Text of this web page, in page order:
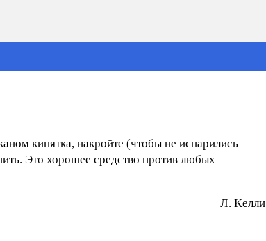
кипятка, накройте (чтобы не испарились
Это хорошее средство против любых
Л. Keлли